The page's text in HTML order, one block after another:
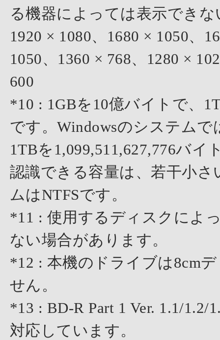
る機器によっては表示でき
1920 × 1080、1680 × 1050、
1050、1360 × 768、1280 ×
600
*10 : 1GBを10億バイトで、
です。Windowsのシステムで
1TBを1,099,511,627,776バイ
認識できる容量は、若干小
ムはNTFSです。
*11 : 使用するディスクによ
ない場合があります。
*12 : 本機のドライブは8cm
せん。
*13 : BD-R Part 1 Ver. 1.1/
対応しています。